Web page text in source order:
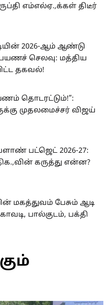
எம்எல்ஏ.,க்கள் திடீர்
2026-ஆம் ஆண்டு
செலவு: மத்திய
தகவல்!
தொடரட்டும்!”:
முதலமைச்சர் விஜய்
பட்ஜெட் 2026-27:
கருத்து என்ன?
மகத்துவம் பேசும் ஆடி
பால்குடம், பக்தி